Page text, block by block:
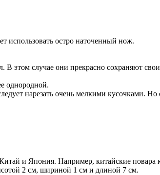
использовать остро наточенный нож.
этом случае они прекрасно сохраняют
однородной.
нарезать очень мелкими кусочками. Но
и Япония. Например, китайские повара
2 см, шириной 1 см и длиной 7 см.